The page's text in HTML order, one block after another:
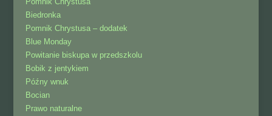
Biedronka
Pomnik Chrystusa – dodatek
Blue Monday
Powitanie biskupa w przedszkolu
Bobik z jentykiem
Późny wnuk
Bocian
Prawo naturalne